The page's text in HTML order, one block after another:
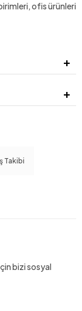
ofis ürünleri
Takibi
bizi sosyal